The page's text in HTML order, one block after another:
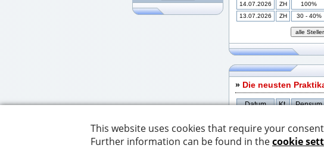
14.07.2026 ZH 100%
13.07.2026
ZH 30 - 40%
» Die neusten
Datum Kt. Pensum
08.07.2026
LU 100%
01.06.2026
TG 100%